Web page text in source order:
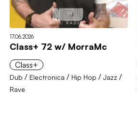
17.06.2026
Class+ 72 w/ MorraMc
Class+
Dub / Electronica / Hip Hop / Jazz /
Rave